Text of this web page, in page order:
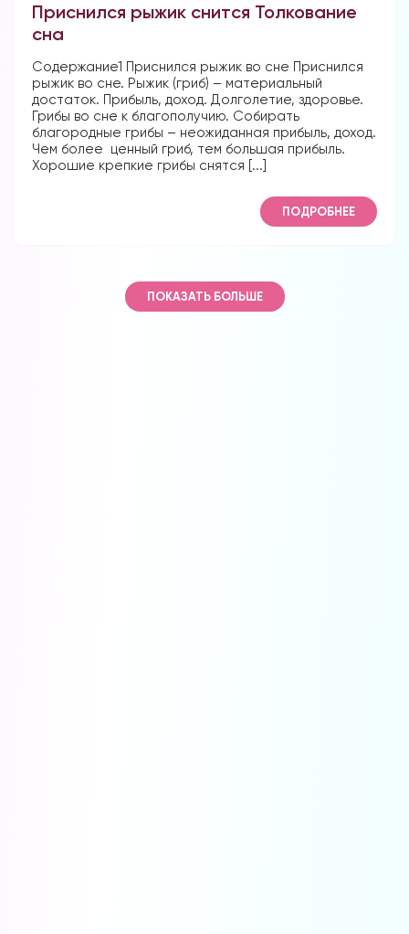
Приснился рыжик снится Толкование
сна
Содержание1 Приснился рыжик во сне Приснился
рыжик во сне. Рыжик (гриб) – материальный
достаток. Прибыль, доход. Долголетие, здоровье.
Грибы во сне к благополучию. Собирать
благородные грибы – неожиданная прибыль, доход.
Чем более ценный гриб, тем большая прибыль.
Хорошие крепкие грибы снятся [...]
ПОДРОБНЕЕ
ПОКАЗАТЬ БОЛЬШЕ